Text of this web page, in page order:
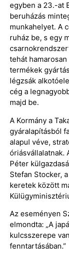
egyben a 23.-at
beruházás
munkahelyet. A
ruház be, s egy
tehát
termékek
légzsák
cég a
majd be.
A Kormány a
gyáralapításból
alapul véve,
óriásvállalatnak.
Péter
Stefan Stocker,
keretek között
Az eseményen
elmondta: „A
kulcsszerepe
fenntartásában.”